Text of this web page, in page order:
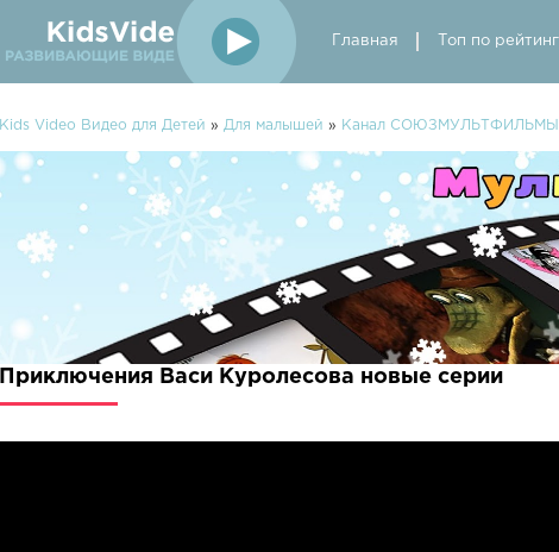
Главная Топ по
Kids Video Видео для Детей » Для малышей » Канал СОЮЗМУЛЬТФИЛЬМЫ
Приключения Васи Куролесова новые серии